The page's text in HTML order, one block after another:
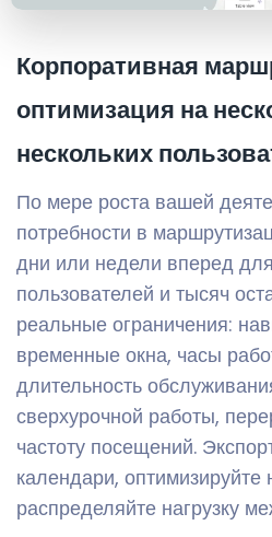
Корпоративная
оптимизация на
нескольких
По мере роста вашей
потребности в
дни или недели вперед
пользователей и тысяч
реальные ограничения:
временные окна, часы
длительность
сверхурочной работы,
частоту посещений.
календари, оптимизируйте
распределяйте нагрузку